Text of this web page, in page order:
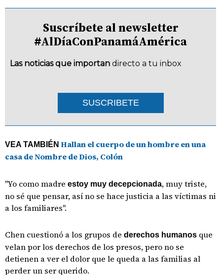
Suscríbete al newsletter
#AlDíaConPanamáAmérica
Las noticias que importan directo a tu inbox
SUSCRIBETE
VEA TAMBIÉN Hallan el cuerpo de un hombre en una
casa de Nombre de Dios, Colón
"Yo como madre estoy muy decepcionada, muy triste,
no sé que pensar, así no se hace justicia a las víctimas ni
a los familiares".
Chen cuestionó a los grupos de derechos humanos que
velan por los derechos de los presos, pero no se
detienen a ver el dolor que le queda a las familias al
perder un ser querido.